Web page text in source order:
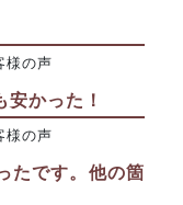
様の声
かった！
様の声
たです。他の箇